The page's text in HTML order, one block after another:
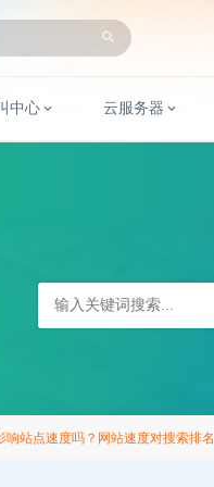
中心 云服务器
响站点速度吗？网站速度对搜索排